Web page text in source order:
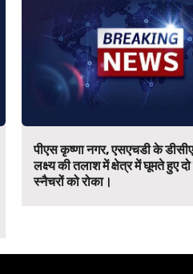
पीएस कृष्णा नगर, एसएचडी के
लक्ष्य की तलाश में क्षेत्र में घूमते हुए
स्नैचरों को रोका।